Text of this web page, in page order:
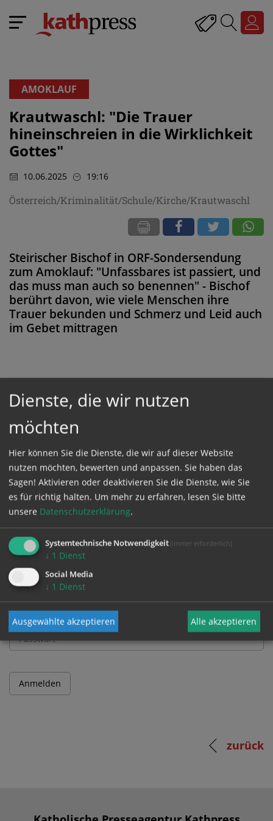
AMOKLAUF
Krautwaschl: "Die Trauer
hineinschreien in die Wirklichkeit
Gottes"
10.06.2025 19:16
Österreich/Kriminalität/Schule/Kirche/Krautwaschl
Steirischer Bischof in ORF-Sondersendung
zum Amoklauf: "Unfassbares ist passiert, und
das muss man auch so benennen" - Bischof
berührt davon, wie viele Menschen ihre
Trauer bekunden und Schmerz und Leid auch
im Gebet mittragen
Diese Meldung ist nicht frei verfügbar. Bitte
loggen Sie sich ein, oder bestellen Sie das
ProduktKathpress_online
GESCHÜTZTER BEREICH
Bitte melden Sie sich mit Ihrem Benutzernamen
und Passwort an.
Benutzername
Passwort
zurück
Dienste, die wir nutzen
möchten
Hier können Sie die Dienste, die wir auf dieser Website
nutzen möchten, bewerten und anpassen. Sie haben das
Sagen! Aktivieren oder deaktivieren Sie die Dienste, wie Sie
es für richtig halten. Um mehr zu erfahren, lesen Sie bitte
unsere Datenschutzerklärung.
Systemtechnische Notwendigkeit (immer erforderlich)
↓ 1 Dienst
Social Media
↓ 1 Dienst
Ausgewählte akzeptieren Alle akzeptieren